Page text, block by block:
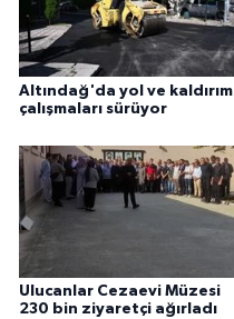
Altındağ'da yol ve kaldırım
çalışmaları sürüyor
Ulucanlar Cezaevi Müzesi
230 bin ziyaretçi ağırladı